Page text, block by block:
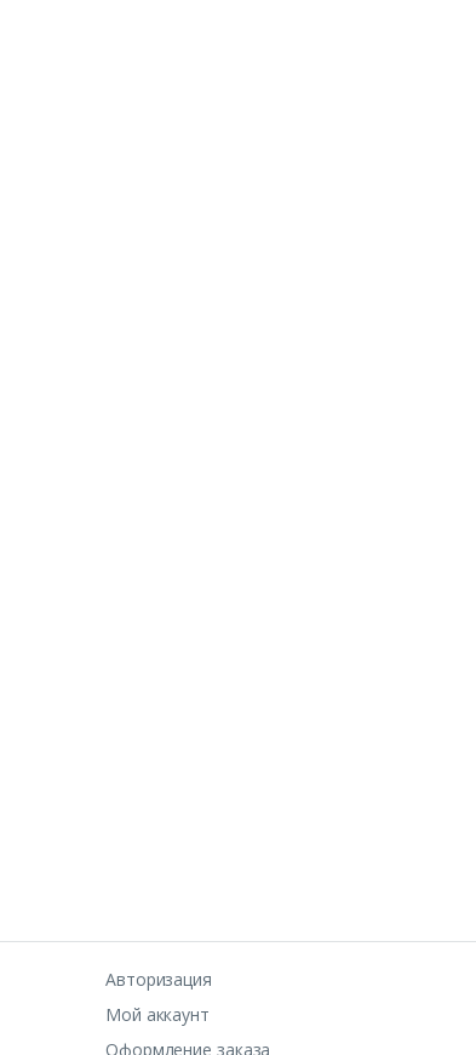
Авторизация
Мой аккаунт
Оформление заказа